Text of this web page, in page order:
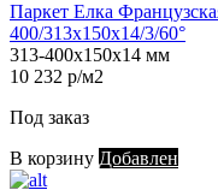
Паркет Елка
400/313х150х14/3/60°
313-400х150х14 мм
10 232 р/м2
Под заказ
В корзину Добавлен